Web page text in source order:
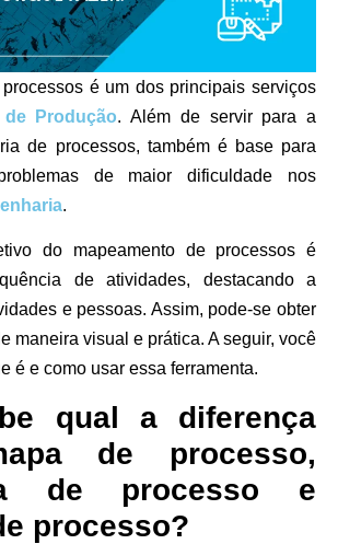
é um dos principais serviços
de Produção. Além de servir para a
de processos, também é base para
de maior dificuldade nos
.
do mapeamento de processos é
de atividades, destacando a
e pessoas. Assim, pode-se obter
maneira visual e prática. A seguir, você
é e como usar essa ferramenta.
qual a diferença
de processo,
de processo e
processo?